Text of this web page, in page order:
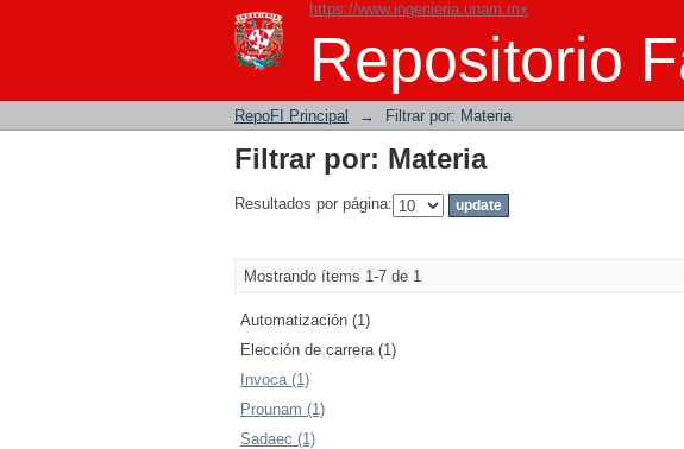
https://www.ingenieria.unam.mx
Repositorio
Filtrar por: Materia
RepoFI Principal → Filtrar por: Materia
Filtrar por: Materia
Resultados por página:
Mostrando ítems 1-7 de 1
Automatización (1)
Elección de carrera (1)
Invoca (1)
Prounam (1)
Sadaec (1)